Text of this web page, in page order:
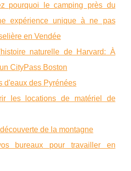
pourquoi le camping près du
expérience unique à ne pas
en Vendée
naturelle de Harvard: À
CityPass Boston
d'eaux des Pyrénées
les locations de matériel de
de la montagne
bureaux pour travailler en